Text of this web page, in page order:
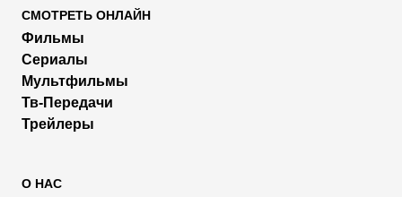
СМОТРЕТЬ ОНЛАЙН
Фильмы
Сериалы
Мультфильмы
Тв-Передачи
Трейлеры
О НАС